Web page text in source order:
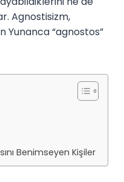
Agnostisizm,
Yunanca “agnostos”
Benimseyen Kişiler